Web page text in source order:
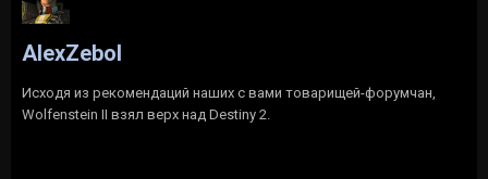
AlexZebol
Исходя из рекомендаций наших с вами товарищей-форумчан,
Wolfenstein II взял верх над Destiny 2.